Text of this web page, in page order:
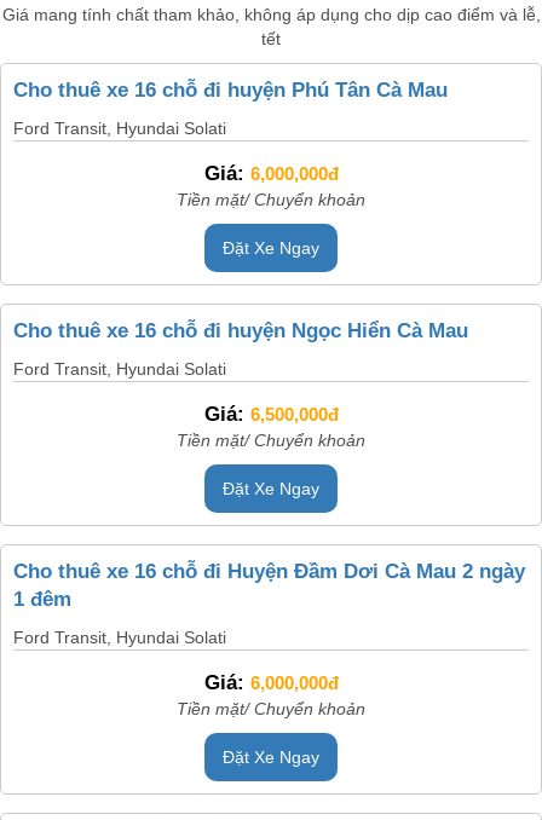
Giá mang tính chất tham khảo, không áp dụng cho dịp cao điểm và lễ,
tết
Cho thuê xe 16 chỗ đi huyện Phú Tân Cà Mau
Ford Transit, Hyundai Solati
Giá: 6,000,000đ
Tiền mặt/ Chuyển khoản
Đặt Xe Ngay
Cho thuê xe 16 chỗ đi huyện Ngọc Hiển Cà Mau
Ford Transit, Hyundai Solati
Giá: 6,500,000đ
Tiền mặt/ Chuyển khoản
Đặt Xe Ngay
Cho thuê xe 16 chỗ đi Huyện Đầm Dơi Cà Mau 2 ngày
1 đêm
Ford Transit, Hyundai Solati
Giá: 6,000,000đ
Tiền mặt/ Chuyển khoản
Đặt Xe Ngay